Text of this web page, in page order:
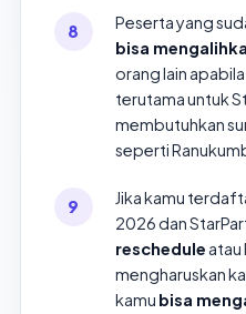
Peserta yang
bisa
orang lain
terutama untuk
membutuhkan
seperti
Jika kamu
2026 dan
reschedule atau
mengharuskan
kamu bisa